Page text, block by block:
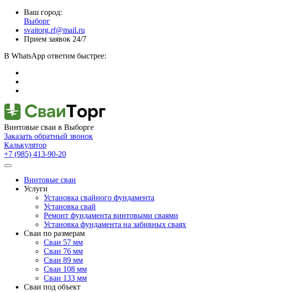
Ваш город:
Выборг
svaitorg.rf@mail.ru
Прием заявок 24/7
В WhatsApp ответим быстрее:
Винтовые сваи в Выборге
Заказать обратный звонок
Калькулятор
+7 (985) 413-90-20
Винтовые сваи
Услуги
Установка свайного фундамента
Установка свай
Ремонт фундамента винтовыми сваями
Установка фундамента на забивных сваях
Сваи по размерам
Сваи 57 мм
Сваи 76 мм
Сваи 89 мм
Сваи 108 мм
Сваи 133 мм
Сваи под объект